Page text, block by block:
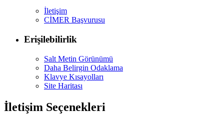
İletişim
CİMER Başvurusu
Erişilebilirlik
Salt Metin Görünümü
Daha Belirgin Odaklama
Klavye Kısayolları
Site Haritası
İletişim Seçenekleri